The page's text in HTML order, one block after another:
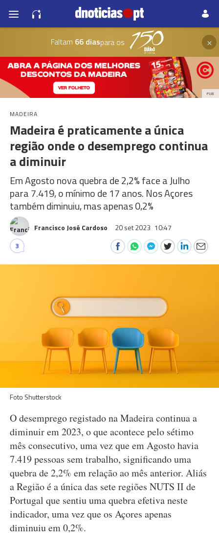
Faltam 66 diaspara os ×
PUB
MADEIRA
Madeira é praticamente a única
região onde o desemprego continua
a diminuir
Em Agosto nova quebra de 2,2% face a Julho
para 7.419, o mínimo de 17 anos. Nos Açores
também diminuiu, mas apenas 0,2%
Francisco José Cardoso 20 set 2023 10:47
3
Foto Shutterstock
O desemprego registado na Madeira continua a
diminuir em 2023, o que acontece pelo sétimo
mês consecutivo, uma vez que em Agosto havia
7.419 pessoas sem trabalho, significando uma
quebra de 2,2% em relação ao mês anterior. Aliás
a Região é a única das sete regiões NUTS II de
Portugal que sentiu uma quebra efetiva neste
indicador, uma vez que os Açores apenas
diminuiu em 0,2%.